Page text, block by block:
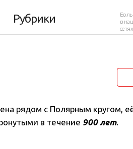
Рубрики
в
сетях
рядом с Полярным кругом,
в течение 900 лет.